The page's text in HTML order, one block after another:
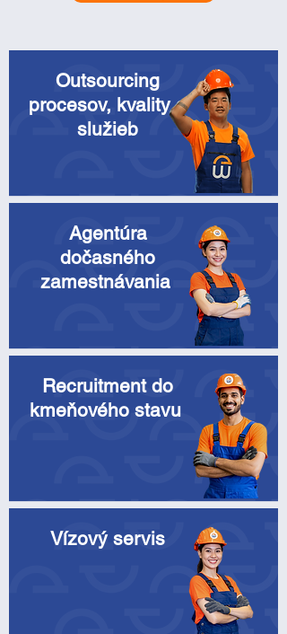
Outsourcing
procesov, kvality a
služieb
Agentúra
dočasného
zamestnávania
Recruitment do
kmeňového stavu
Vízový servis